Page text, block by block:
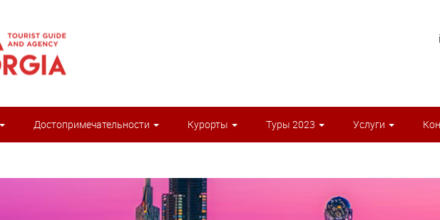
Достопримечательности Курорты Туры 2023 Услуги